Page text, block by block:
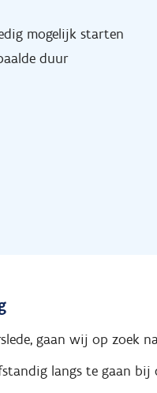
mogelijk starten
duur
gaan wij op zoek
langs te gaan